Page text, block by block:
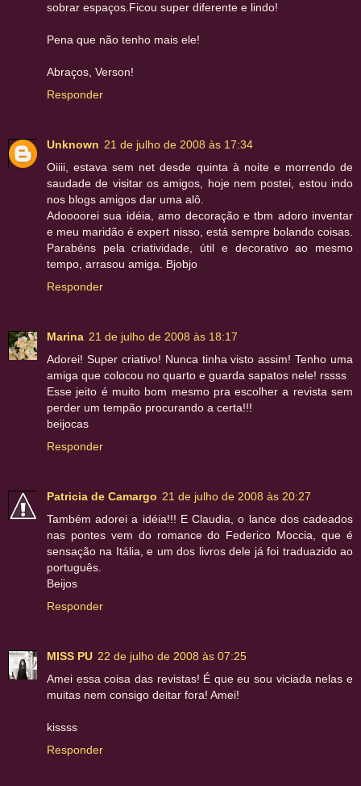
sobrar espaços.Ficou super diferente e lindo!
Pena que não tenho mais ele!
Abraços, Verson!
Responder
Unknown 21 de julho de 2008 às 17:34
Oiiii, estava sem net desde quinta à noite e morrendo de
saudade de visitar os amigos, hoje nem postei, estou indo
nos blogs amigos dar uma alô.
Adoooorei sua idéia, amo decoração e tbm adoro inventar
e meu maridão é expert nisso, está sempre bolando coisas.
Parabéns pela criatividade, útil e decorativo ao mesmo
tempo, arrasou amiga. Bjobjo
Responder
Marina 21 de julho de 2008 às 18:17
Adorei! Super criativo! Nunca tinha visto assim! Tenho uma
amiga que colocou no quarto e guarda sapatos nele! rssss
Esse jeito é muito bom mesmo pra escolher a revista sem
perder um tempão procurando a certa!!!
beijocas
Responder
Patricia de Camargo 21 de julho de 2008 às 20:27
Também adorei a idéia!!! E Claudia, o lance dos cadeados
nas pontes vem do romance do Federico Moccia, que é
sensação na Itália, e um dos livros dele já foi traduazido ao
português.
Beijos
Responder
MISS PU 22 de julho de 2008 às 07:25
Amei essa coisa das revistas! É que eu sou viciada nelas e
muitas nem consigo deitar fora! Amei!
kissss
Responder